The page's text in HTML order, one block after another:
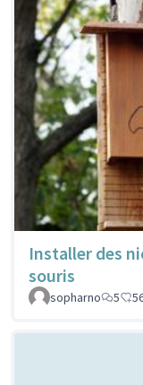
Installer des
souris
sopharno 5